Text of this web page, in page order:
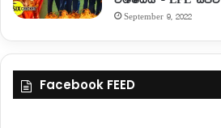
September 9, 2022
Facebook FEED